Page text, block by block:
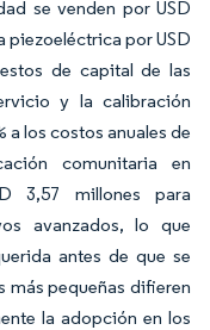
se venden por USD
piezoeléctrica por USD
de capital de las
y la calibración
a los costos anuales de
comunitaria en
3,57 millones para
avanzados, lo que
antes de que se
más pequeñas difieren
la adopción en los